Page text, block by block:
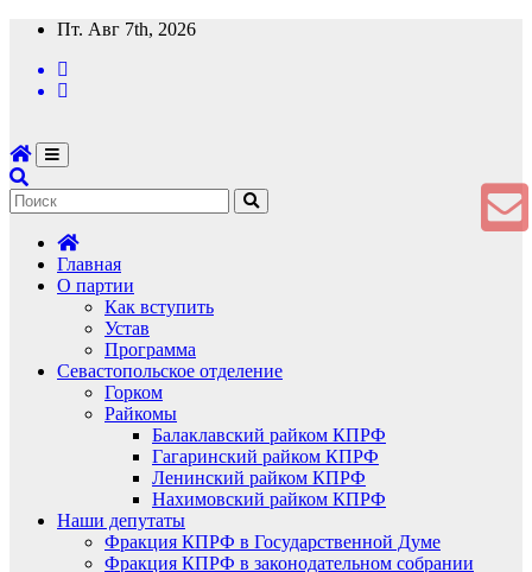
Перейти
содержимому
Пт. Авг 7th, 2026
Главная
О партии
Как вступить
Устав
Программа
Севастопольское отделение
Горком
Райкомы
Балаклавский райком КПРФ
Гагаринский райком КПРФ
Ленинский райком КПРФ
Нахимовский райком КПРФ
Наши депутаты
Фракция КПРФ в Государственной Думе
Фракция КПРФ в законодательном собрании